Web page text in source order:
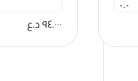
٠.٠
٩٤.٠٠٠د.ع